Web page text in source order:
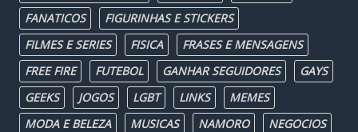
FANATICOS
FIGURINHAS E STICKERS
FILMES E SERIES
FISICA
FRASES E MENSAGENS
FREE FIRE
FUTEBOL GANHAR SEGUIDORES
GAYS
GEEKS
JOGOS LGBT LINKS
MEMES
MODA E BELEZA
MUSICAS NAMORO
NEGOCIOS